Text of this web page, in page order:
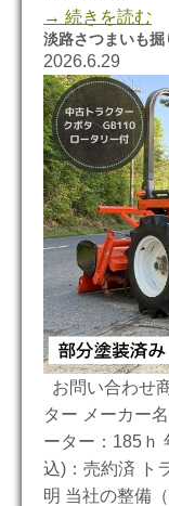
→ 続きを読む
淡路さつまいも掘
2026.6.29
お問い合わせ
ター メーカー
ーター：185ｈ
込)：売約済 ト
明 当社の整備